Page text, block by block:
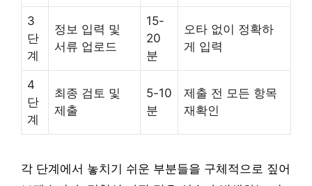
3
단
계
정보 입력 및
서류 업로드
15-
20
분
오타 없이 정확하
게 입력
4
단
계
최종 검토 및
제출
5-10
분
제출 전 모든 항목
재확인
각 단계에서 놓치기 쉬운 부분들을 구체적으로 짚어